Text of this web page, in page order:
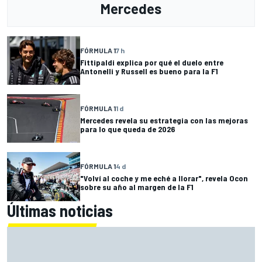
Mercedes
FÓRMULA 17 h
Fittipaldi explica por qué el duelo entre
Antonelli y Russell es bueno para la F1
FÓRMULA 11 d
Mercedes revela su estrategia con las mejoras
para lo que queda de 2026
FÓRMULA 14 d
"Volví al coche y me eché a llorar", revela Ocon
sobre su año al margen de la F1
Últimas noticias